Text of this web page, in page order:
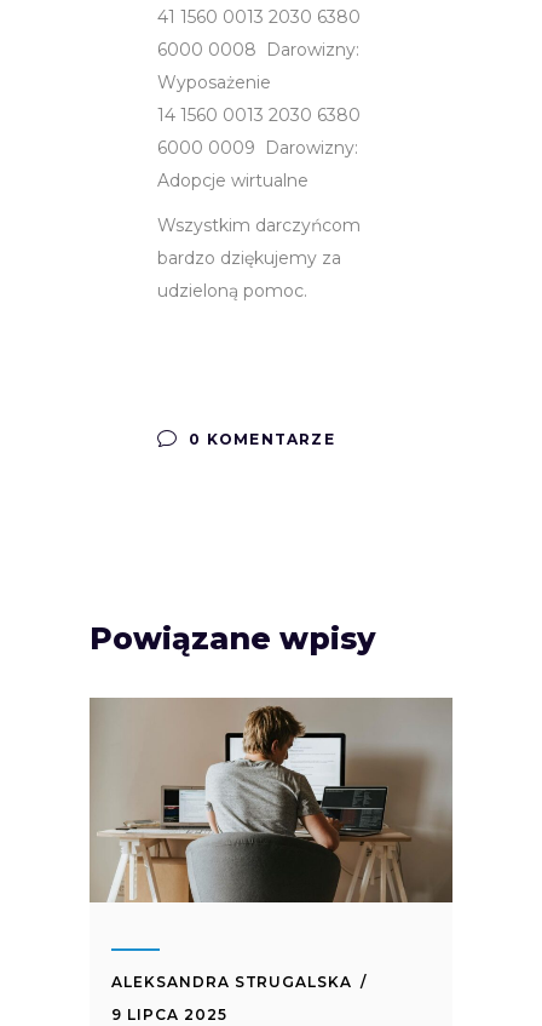
41 1560 0013 2030 6380
6000 0008 Darowizny:
Wyposażenie
14 1560 0013 2030 6380
6000 0009 Darowizny:
Adopcje wirtualne
Wszystkim darczyńcom
bardzo dziękujemy za
udzieloną pomoc.
0 KOMENTARZE
Powiązane wpisy
ALEKSANDRA STRUGALSKA
9 LIPCA 2025